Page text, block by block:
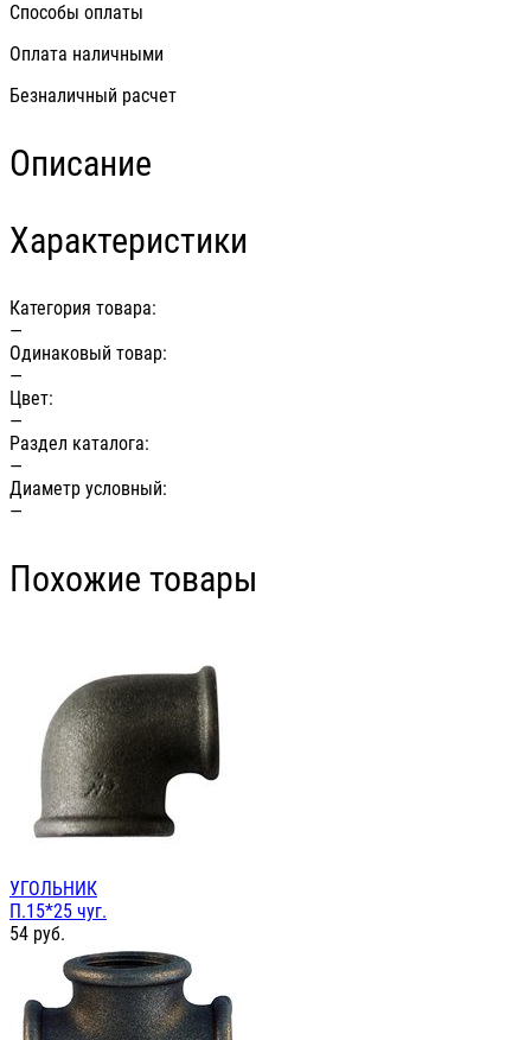
Способы оплаты
Оплата наличными
Безналичный расчет
Описание
Характеристики
Категория товара:
—
Одинаковый товар:
—
Цвет:
—
Раздел каталога:
—
Диаметр условный:
—
Похожие товары
УГОЛЬНИК
П.15*25 чуг.
54 руб.